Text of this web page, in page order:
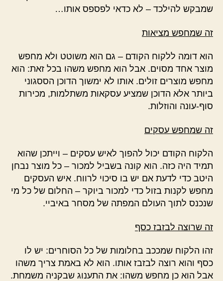
שמבקש להילכד – לא כדאי לפספס אותו…
זה שמחפש מציאות
הוא דומה ללקוח הקודם – גם הוא משוטט ולא מחפש
מוצר אחד מסוים. אבל הוא מחפש משהו בכל זאת: הוא
מחפש מוצרים זולים. אותו לא ימשוך הדוכן הססגוני
ביותר אלא הדוכן שמציע עסקאות משתלמות, מכירות
סוף-עונה והוזלות.
זה שמחפש עסקים
הלקוח הקודם יכול להפוך לאיש עסקים – וייתכן שהוא
תמיד היה כזה. הוא קונה בשביל למכור – כל מוצר נבחן
היטב כדי לדעת אם יש בו סיכוי לרווח. איש העסקים
מחפש לקנות בזול כדי למכור ביוקר – החלום של כל מי
שנכנס לתוך העולם המפתה של מסחר באיביי.
זה שרוצה לבזבז כסף
זהו הלקוח שמככב בחלומות של כל הסוחרים: יש לו
כסף והוא רוצה לבזבז אותו. הוא לא באמת צריך משהו
אבל הוא כן מחפש משהו: את התענוג שבקניה משמחת.